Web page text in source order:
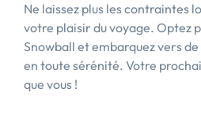
Ne laissez plus les contraintes
votre plaisir du voyage. Optez
Snowball et embarquez vers
en toute sérénité. Votre
que vous !